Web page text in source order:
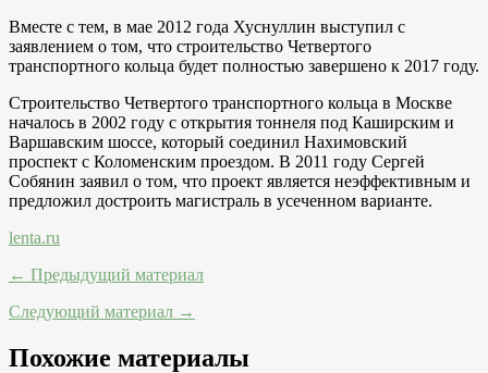
Вместе с тем, в мае 2012 года Хуснуллин выступил с
заявлением о том, что строительство Четвертого
транспортного кольца будет полностью завершено к 2017 году.
Строительство Четвертого транспортного кольца в Москве
началось в 2002 году с открытия тоннеля под Каширским и
Варшавским шоссе, который соединил Нахимовский
проспект с Коломенским проездом. В 2011 году Сергей
Собянин заявил о том, что проект является неэффективным и
предложил достроить магистраль в усеченном варианте.
lenta.ru
← Предыдущий материал
Следующий материал →
Похожие материалы